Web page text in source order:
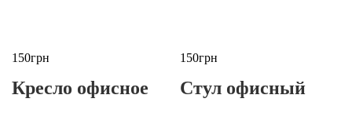
150грн 150грн
Кресло офисное Стул офисный